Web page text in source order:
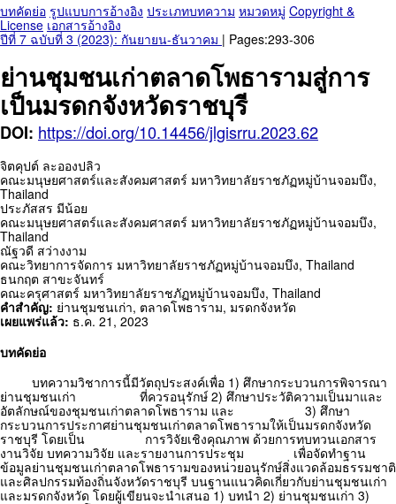
บทคัดย่อ รูปแบบการอ้างอิง ประเภทบทความ หมวดหมู่ Copyright &
License เอกสารอ้างอิง
ปีที่ 7 ฉบับที่ 3 (2023): กันยายน-ธันวาคม | Pages:293-306
ย่านชุมชนเก่าตลาดโพธารามสู่การ
เป็นมรดกจังหวัดราชบุรี
DOI: https://doi.org/10.14456/jlgisrru.2023.62
จิตคุปต์ ละอองปลิว
คณะมนุษยศาสตร์และสังคมศาสตร์ มหาวิทยาลัยราชภัฏหมู่บ้านจอมบึง,
Thailand
ประภัสสร มีน้อย
คณะมนุษยศาสตร์และสังคมศาสตร์ มหาวิทยาลัยราชภัฏหมู่บ้านจอมบึง,
Thailand
ณัฐวดี สว่างงาม
คณะวิทยาการจัดการ มหาวิทยาลัยราชภัฏหมู่บ้านจอมบึง, Thailand
ธนกฤต สาขะจันทร์
คณะครุศาสตร์ มหาวิทยาลัยราชภัฏหมู่บ้านจอมบึง, Thailand
คำสำคัญ: ย่านชุมชนเก่า, ตลาดโพธาราม, มรดกจังหวัด
เผยแพร่แล้ว: ธ.ค. 21, 2023
บทคัดย่อ
บทความวิชาการนี้มีวัตถุประสงค์เพื่อ 1) ศึกษากระบวนการพิจารณา
ย่านชุมชนเก่า ที่ควรอนุรักษ์ 2) ศึกษาประวัติความเป็นมาและ
อัตลักษณ์ของชุมชนเก่าตลาดโพธาราม และ 3) ศึกษา
กระบวนการประกาศย่านชุมชนเก่าตลาดโพธารามให้เป็นมรดกจังหวัด
ราชบุรี โดยเป็น การวิจัยเชิงคุณภาพ ด้วยการทบทวนเอกสาร
งานวิจัย บทความวิจัย และรายงานการประชุม เพื่อจัดทำฐาน
ข้อมูลย่านชุมชนเก่าตลาดโพธารามของหน่วยอนุรักษ์สิ่งแวดล้อมธรรมชาติ
และศิลปกรรมท้องถิ่นจังหวัดราชบุรี บนฐานแนวคิดเกี่ยวกับย่านชุมชนเก่า
และมรดกจังหวัด โดยผู้เขียนจะนำเสนอ 1) บทนำ 2) ย่านชุมชนเก่า 3)